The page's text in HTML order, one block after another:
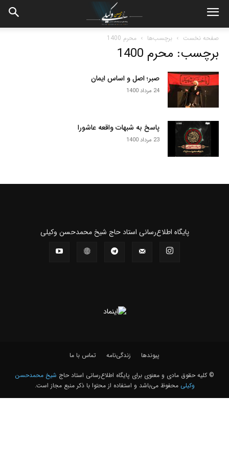
صفحه نخست برچسب‌ها محرم 1400
برچسب: محرم 1400
صبر؛ اصل و اساس ایمان
24 مرداد 1400
پاسخ به شبهات واقعه عاشورا
23 مرداد 1400
پايگاه اطلاع‌رسانی استاد حاج شیخ محمدحسن وکیلی
پیوندها زندگی‌نامه تماس با ما
© کلیه حقوق مادی و معنوی برای پايگاه اطلاع‌رسانی استاد حاج شیخ محمدحسن
وکیلی محفوظ می‌باشد و استفاده از محتوا با ذکر منبع مجاز است.